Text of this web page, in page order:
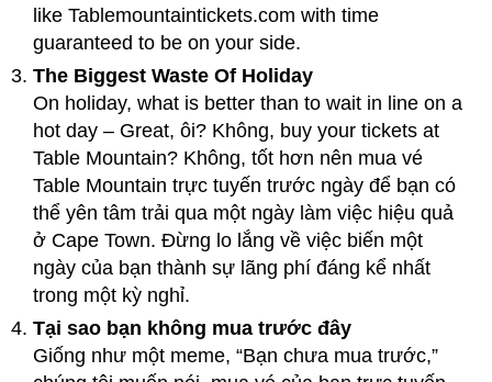
like Tablemountaintickets.com with time
guaranteed to be on your side.
The Biggest Waste Of Holiday
On holiday, what is better than to wait in line on a
hot day – Great, ôi? Không, buy your tickets at
Table Mountain? Không, tốt hơn nên mua vé
Table Mountain trực tuyến trước ngày để bạn có
thể yên tâm trải qua một ngày làm việc hiệu quả
ở Cape Town. Đừng lo lắng về việc biến một
ngày của bạn thành sự lãng phí đáng kể nhất
trong một kỳ nghỉ.
Tại sao bạn không mua trước đây
Giống như một meme, “Bạn chưa mua trước,”